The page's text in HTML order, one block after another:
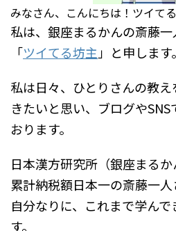
みなさん、こんにちは！ツイてる
私は、銀座まるかんの斎藤
「ツイてる坊主 」と申します。
私は日々、ひとりさんの教
きたいと思い、ブログや
おります。
日本漢方研究所（銀座まるか
累計納税額日本一の斎藤一人
自分なりに、これまで学ん
す。